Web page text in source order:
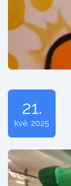
21.
kvě , 2025